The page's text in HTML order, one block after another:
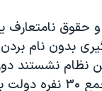
حقوق نامتعارف
بدون نام
نظام نشستند